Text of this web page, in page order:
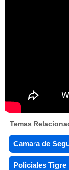
Temas
Camara de
Policiales Tigre